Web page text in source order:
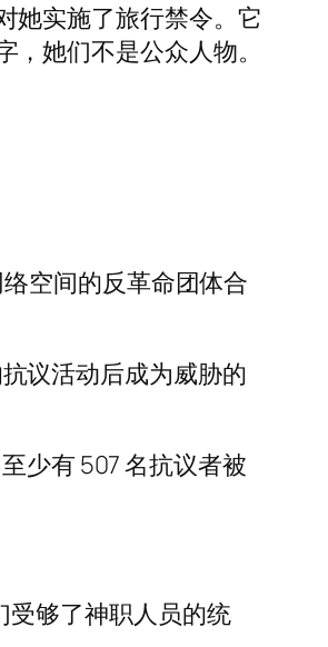
她实施了旅行禁令。它
她们不是公众人物。
空间的反革命团体合
议活动后成为威胁的
少有 507 名抗议者被
受够了神职人员的统